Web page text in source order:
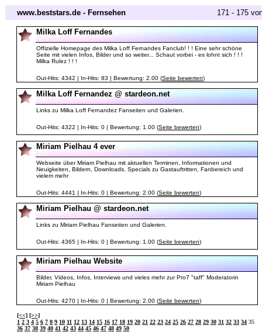
www.beststars.de - Fernsehen 171 - 175
Milka Loff Fernandes
Offizielle Homepage des Milka Loff Fernandes Fanclub! ! ! Eine sehr schöne
Seite mit vielen Infos, Bilder und so weiter... Schaut vorbei - es lohnt sich ! ! !
Milka Rulez ! ! !
Out-Hits: 4342 | In-Hits: 83 | Bewertung: 2.00 (Seite bewerten)
Milka Loff Fernandez @ stardeon.net
Links zu Milka Loff Fernandez Fanseiten und Galerien.
Out-Hits: 4322 | In-Hits: 0 | Bewertung: 1.00 (Seite bewerten)
Miriam Pielhau 4 ever
Webseite über Miriam Pielhau mit aktuellen Terminen, Informationen und
Neuigkeiten, Bildern, Downloads, Specials zu Gastauftritten, Fanbereich und
vielem mehr
Out-Hits: 4441 | In-Hits: 0 | Bewertung: 2.00 (Seite bewerten)
Miriam Pielhau @ stardeon.net
Links zu Miriam Pielhau Fanseiten und Galerien.
Out-Hits: 4365 | In-Hits: 0 | Bewertung: 1.00 (Seite bewerten)
Miriam Pielhau Website
Bilder, Videos, Infos, Interviews und vieles mehr zur Pro7 "taff" Moderatorin
Miriam Pielhau
Out-Hits: 4270 | In-Hits: 0 | Bewertung: 2.00 (Seite bewerten)
[<<] [>>]
1 2 3 4 5 6 7 8 9 10 11 12 13 14 15 16 17 18 19 20 21 22 23 24 25 26 27 28 29 30 31 32 33 34 35
36 37 38 39 40 41 42 43 44 45 46 47 48 49 50